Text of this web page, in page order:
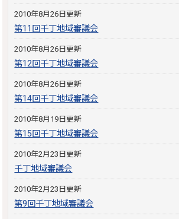
2010年8月26日更新
第11回千丁地域審議会
2010年8月26日更新
第12回千丁地域審議会
2010年8月26日更新
第14回千丁地域審議会
2010年8月19日更新
第15回千丁地域審議会
2010年2月23日更新
千丁地域審議会
2010年2月23日更新
第9回千丁地域審議会